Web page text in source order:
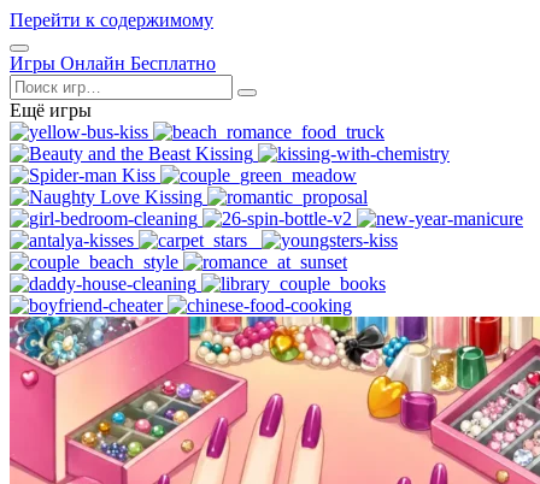
Перейти к содержимому
Открыть
меню
Игры Онлайн Бесплатно
Поиск
Ещё игры